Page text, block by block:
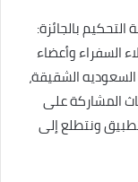
بالجائزة:
السفراء وأعضاء
السعوديه الشقيقة،
المشاركة على
ونتطلع إلى